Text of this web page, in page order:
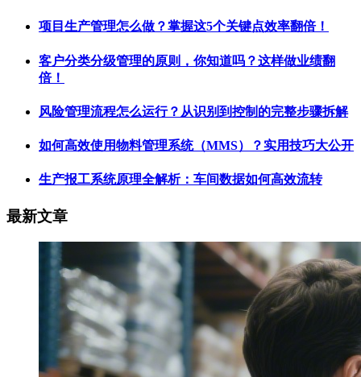
项目生产管理怎么做？掌握这5个关键点效率翻倍！
客户分类分级管理的原则，你知道吗？这样做业绩翻
倍！
风险管理流程怎么运行？从识别到控制的完整步骤拆解
如何高效使用物料管理系统（MMS）？实用技巧大公开
生产报工系统原理全解析：车间数据如何高效流转
最新文章